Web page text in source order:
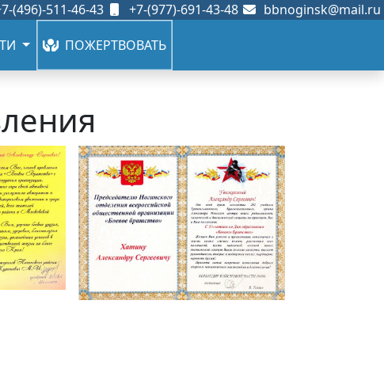
(496)-511-46-43 +7-(977)-691-43-48 bbnoginsk@mail.ru
ПОЖЕРТВОВАТЬ